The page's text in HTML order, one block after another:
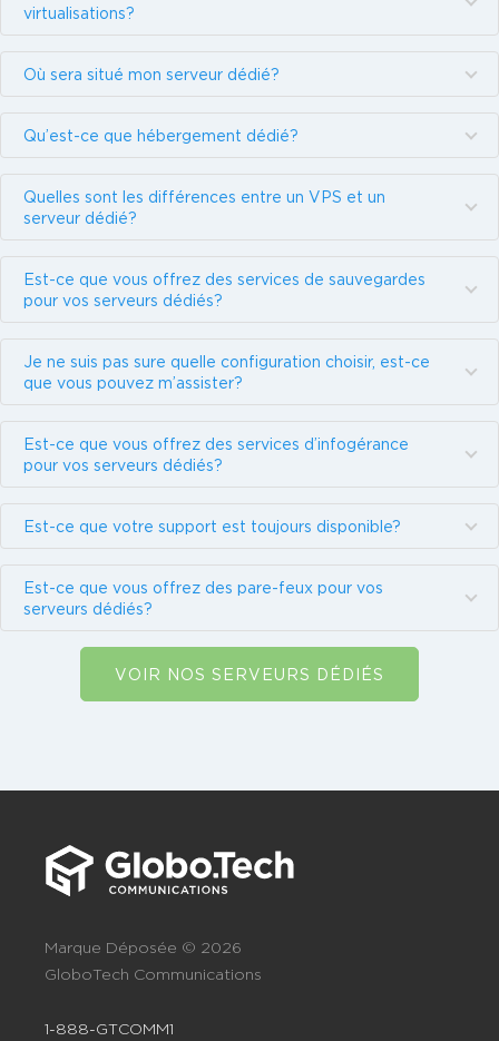
virtualisations?
Où sera situé mon serveur dédié?
Qu’est-ce que hébergement dédié?
Quelles sont les différences entre un VPS et un
serveur dédié?
Est-ce que vous offrez des services de sauvegardes
pour vos serveurs dédiés?
Je ne suis pas sure quelle configuration choisir, est-ce
que vous pouvez m’assister?
Est-ce que vous offrez des services d’infogérance
pour vos serveurs dédiés?
Est-ce que votre support est toujours disponible?
Est-ce que vous offrez des pare-feux pour vos
serveurs dédiés?
VOIR NOS SERVEURS DÉDIÉS
Marque Déposée © 2026
GloboTech Communications
1-888-GTCOMM1